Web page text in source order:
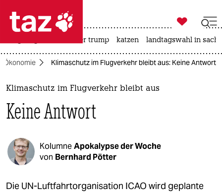
 taz zahl ich
taz zahl ich
themen
politik
öko
gesellschaft
kultur

taz zahl ich
usa unter trump katzen landtagswahl in
Ökonomie Klimaschutz im Flugverkehr bleibt aus: Keine Antwort
Klimaschutz im Flugverkehr bleibt aus
Keine Antwort
KolumneApokalypse der Woche
von Bernhard Pötter
Die UN-Luftfahrtorganisation ICAO wird geplante